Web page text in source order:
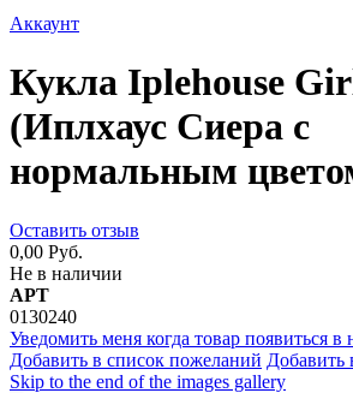
Аккаунт
Кукла Iplehouse
(Иплхаус Сиера с
нормальным
Оставить отзыв
0,00 Руб.
Не в наличии
АРТ
0130240
Уведомить меня когда товар появиться в
Добавить в список пожеланий Добавить
Skip to the end of the images gallery